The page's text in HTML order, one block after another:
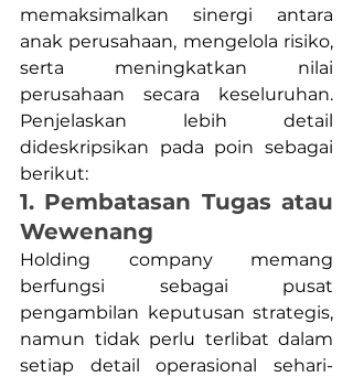
memaksimalkan sinergi antara
anak perusahaan, mengelola risiko,
serta meningkatkan nilai
perusahaan secara keseluruhan.
Penjelaskan lebih detail
dideskripsikan pada poin sebagai
berikut:
1. Pembatasan Tugas atau
Wewenang
Holding company memang
berfungsi sebagai pusat
pengambilan keputusan strategis,
namun tidak perlu terlibat dalam
setiap detail operasional sehari-